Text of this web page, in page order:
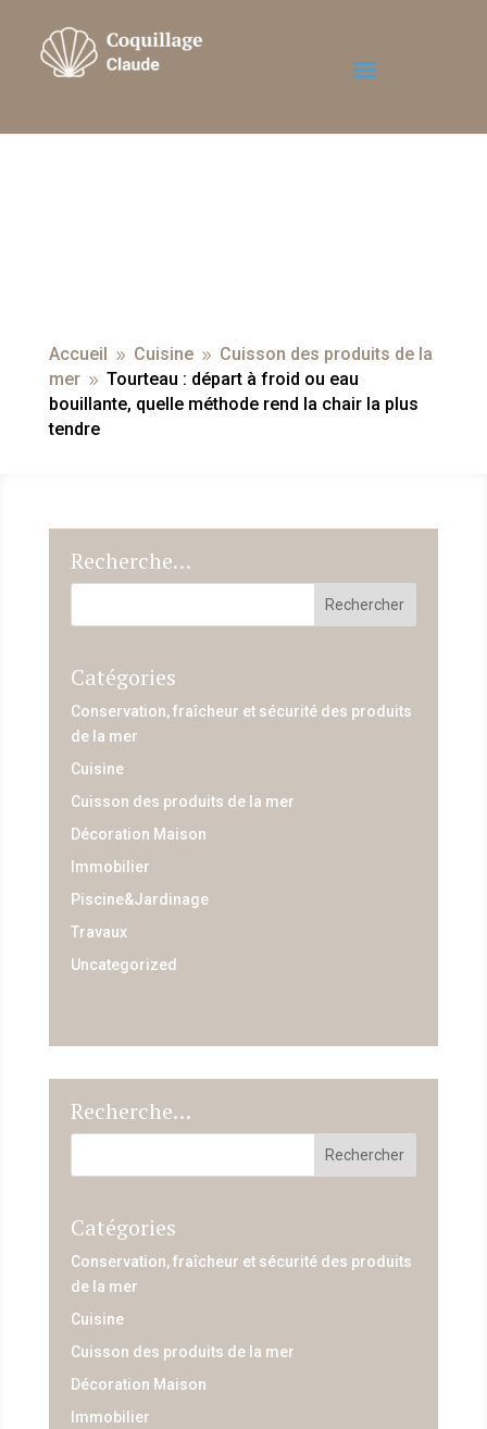
Accueil 9 Cuisine 9 Cuisson des produits de la
mer 9 Tourteau : départ à froid ou eau
bouillante, quelle méthode rend la chair la plus
tendre
Recherche…
Catégories
Conservation, fraîcheur et sécurité des produits
de la mer
Cuisine
Cuisson des produits de la mer
Décoration Maison
Immobilier
Piscine&Jardinage
Travaux
Uncategorized
Recherche…
Catégories
Conservation, fraîcheur et sécurité des produits
de la mer
Cuisine
Cuisson des produits de la mer
Décoration Maison
Immobilier